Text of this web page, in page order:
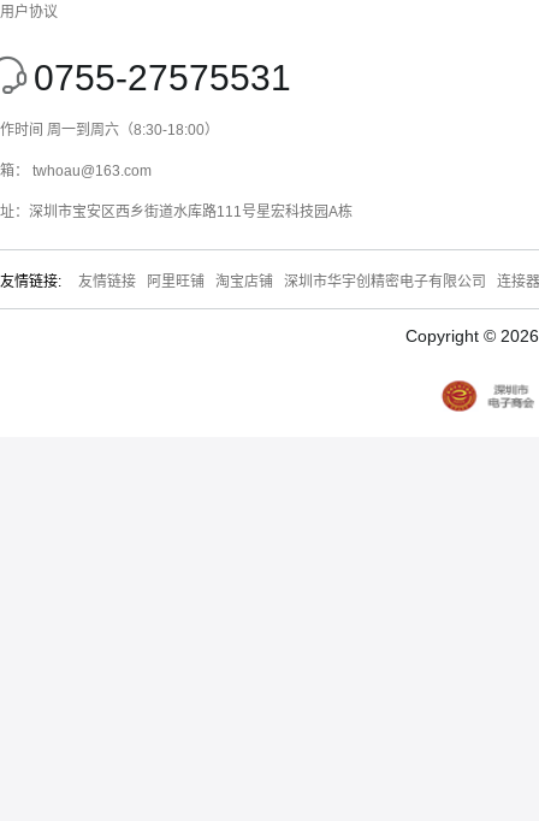
用户协议
0755-27575531
时间 周一到周六（8:30-18:00）
： twhoau@163.com
：深圳市宝安区西乡街道水库路111号星宏科技园A栋
友情链接: 友情链接 阿里旺铺 淘宝店铺 深圳市华宇创精密电子有限公司 连接
Copyright ©